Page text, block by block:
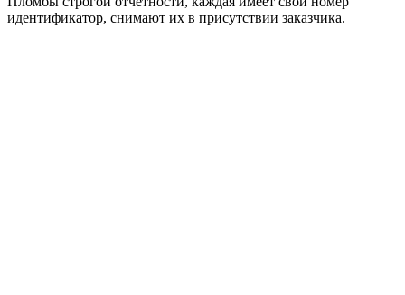
идентификатор, снимают их в присутствии заказчика.